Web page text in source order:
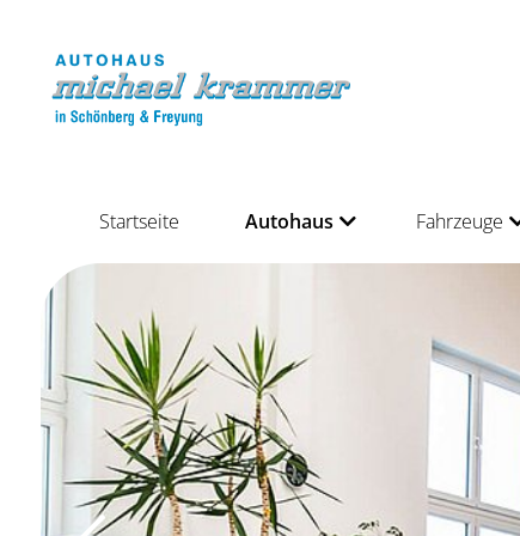
Startseite Autohaus Fahrzeuge